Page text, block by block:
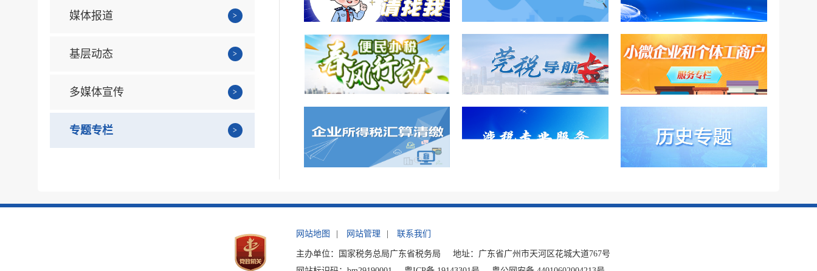
媒体报道
基层动态
多媒体宣传
专题专栏
网站地图 网站管理 联系我们
主办单位：国家税务总局广东省税务局
地址：广东省广州市天河区花城大道767号